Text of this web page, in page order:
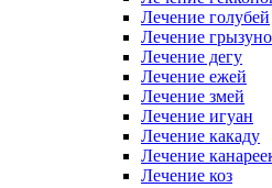
Лечение голубей
Лечение
Лечение дегу
Лечение ежей
Лечение змей
Лечение игуан
Лечение какаду
Лечение
Лечение коз